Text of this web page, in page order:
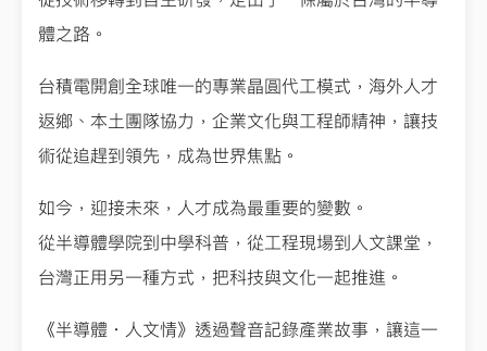
體之路。
台積電開創全球唯一的專業晶圓代工模式，海外人才
返鄉、本土團隊協力，企業文化與工程師精神，讓技
術從追趕到領先，成為世界焦點。
如今，迎接未來，人才成為最重要的變數。
從半導體學院到中學科普，從工程現場到人文課堂，
台灣正用另一種方式，把科技與文化一起推進。
《半導體・人文情》透過聲音記錄產業故事，讓這一